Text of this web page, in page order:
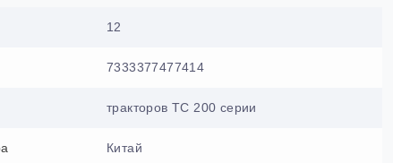
12
7333377477414
тракторов TC 200 серии
Китай